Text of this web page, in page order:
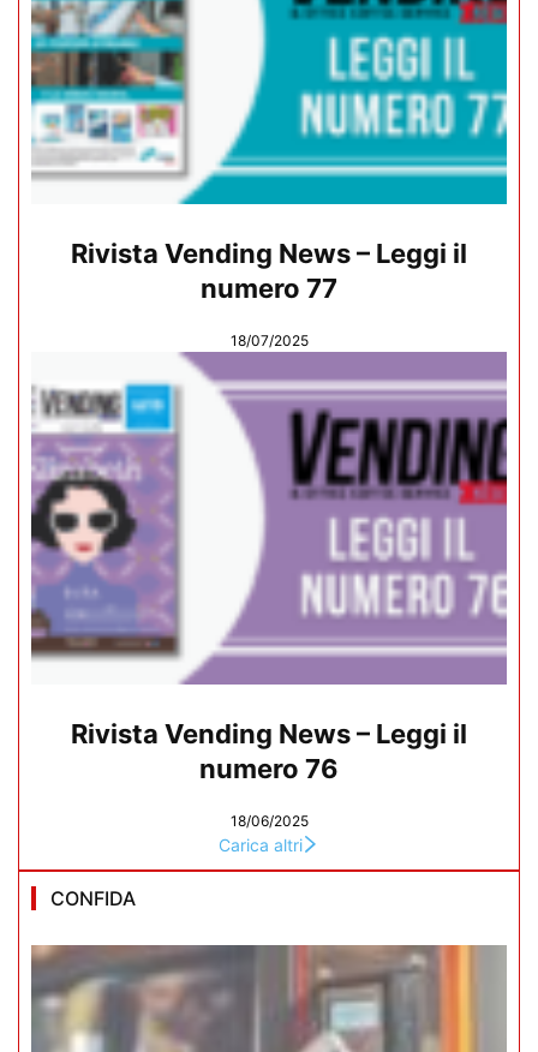
Rivista Vending News – Leggi il
numero 77
18/07/2025
Rivista Vending News – Leggi il
numero 76
18/06/2025
Carica altri
CONFIDA